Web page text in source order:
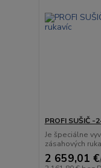
PROFI SUŠIČ
Je špeciálne
zásahových
2 659,01 €/